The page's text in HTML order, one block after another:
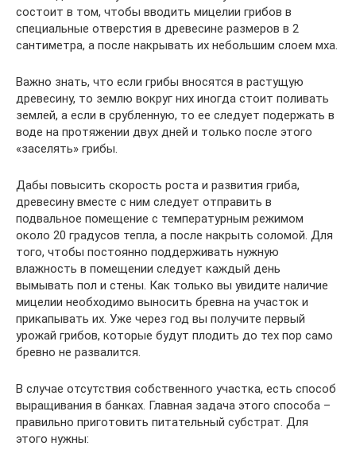
состоит в том, чтобы вводить мицелии грибов в
специальные отверстия в древесине размеров в 2
сантиметра, а после накрывать их небольшим слоем мха.
Важно знать, что если грибы вносятся в растущую
древесину, то землю вокруг них иногда стоит поливать
землей, а если в срубленную, то ее следует подержать в
воде на протяжении двух дней и только после этого
«заселять» грибы.
Дабы повысить скорость роста и развития гриба,
древесину вместе с ним следует отправить в
подвальное помещение с температурным режимом
около 20 градусов тепла, а после накрыть соломой. Для
того, чтобы постоянно поддерживать нужную
влажность в помещении следует каждый день
вымывать пол и стены. Как только вы увидите наличие
мицелии необходимо выносить бревна на участок и
прикапывать их. Уже через год вы получите первый
урожай грибов, которые будут плодить до тех пор само
бревно не развалится.
В случае отсутствия собственного участка, есть способ
выращивания в банках. Главная задача этого способа –
правильно приготовить питательный субстрат. Для
этого нужны: